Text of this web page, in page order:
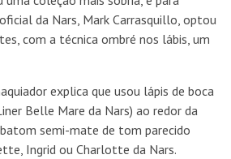
da Nars, Mark Carrasquillo, optou
com a técnica ombré nos lábis, um
explica que usou lápis de boca
Belle Mare da Nars) ao redor da
semi-mate de tom parecido
Ingrid ou Charlotte da Nars.